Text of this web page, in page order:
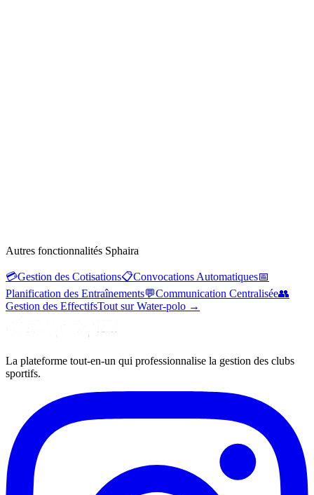
Autres fonctionnalités Sphaira
💳Gestion des Cotisations📋Convocations Automatiques📅
Planification des Entraînements💬Communication Centralisée👥
Gestion des EffectifsTout sur Water-polo →
La plateforme tout-en-un qui professionnalise la gestion des clubs
sportifs.